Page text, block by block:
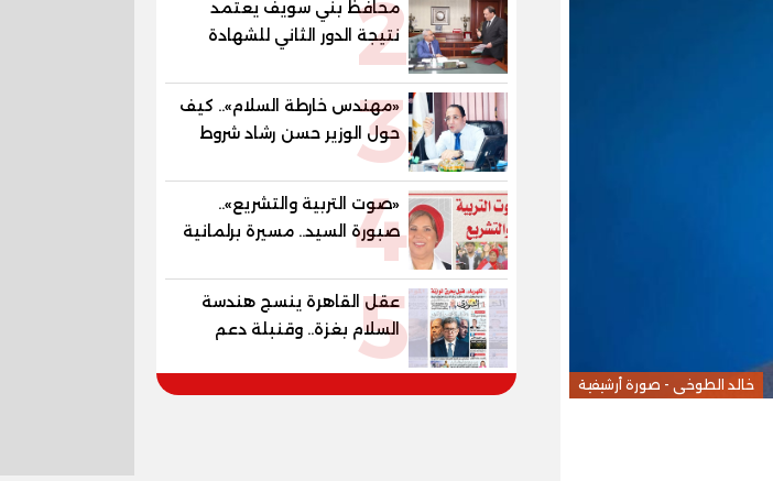
خالد الطوخى - صورة أرشيفية
المستقبل
2
محافظ بني سويف يعتمد
نتيجة الدور الثاني للشهادة
الإعدادية العامة بنسبة
79.9% نظامي ...و69.55%
منازل.. و70.56% للمهنية ..
و100% للصُم وضعاف السمع3
«مهندس خارطة السلام».. كيف
حول الوزير حسن رشاد شروط
الحرب المعقدة إلى "خارطة
طريق" للانسحاب والإعمار؟
4
«صوت التربية والتشريع»..
صبورة السيد.. مسيرة برلمانية
وتربوية تجمع بين تشريع
القوانين وصناعة الأجيال لبناء
الإنسان المصري
5
عقل القاهرة ينسج هندسة
السلام بغزة.. وقنبلة دعم
الكهرباء تفجر الموازنة